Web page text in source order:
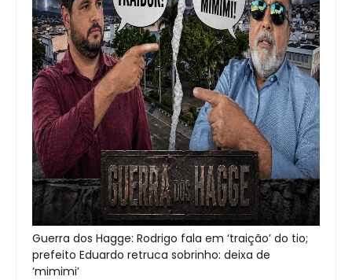
Guerra dos Hagge: Rodrigo fala em ‘traição’ do tio;
prefeito Eduardo retruca sobrinho: deixa de
‘mimimi’